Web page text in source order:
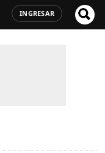
INGRESAR